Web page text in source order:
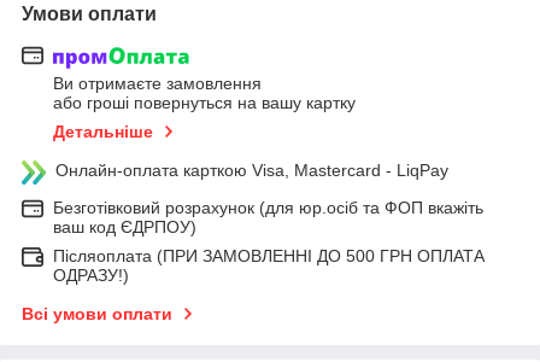
Умови оплати
Ви отримаєте замовлення
або гроші повернуться на вашу картку
Детальніше
Онлайн-оплата карткою Visa, Mastercard - LiqPay
Безготівковий розрахунок (для юр.осіб та ФОП вкажіть
ваш код ЄДРПОУ)
Післяоплата (ПРИ ЗАМОВЛЕННІ ДО 500 ГРН ОПЛАТА
ОДРАЗУ!)
Всі умови оплати